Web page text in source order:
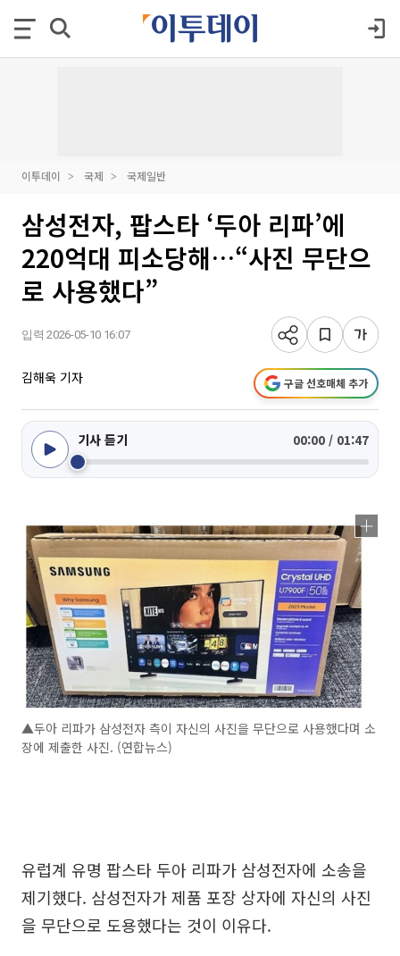
이투데이 국제 국제일반
삼성전자, 팝스타 ‘두아 리파’에
220억대 피소당해…“사진 무단으
로 사용했다”
입력 2026-05-10 16:07
김해욱 기자 구글 선호매체 추가
기사 듣기 00:00 / 01:47
▲두아 리파가 삼성전자 측이 자신의 사진을 무단으로 사용했다며 소
장에 제출한 사진. (연합뉴스)
유럽계 유명 팝스타 두아 리파가 삼성전자에 소송을
제기했다. 삼성전자가 제품 포장 상자에 자신의 사진
을 무단으로 도용했다는 것이 이유다.